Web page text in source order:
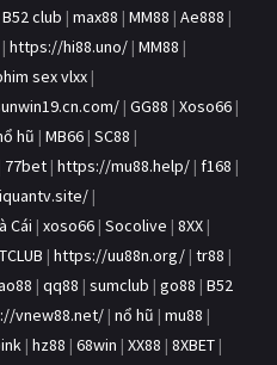
B52 club | max88 | MM88 | Ae888 |
| https://hi88.uno/ | MM88 |
sex vlxx |
| GG88 | Xoso66 |
hũ | MB66 | SC88 |
77bet | https://mu88.help/ | f168 |
|
Cái | xoso66 | Socolive | 8XX |
| https://uu88n.org/ | tr88 |
| qq88 | sumclub | go88 | B52
vnew88.net/ | nổ hũ | mu88 |
| hz88 | 68win | XX88 | 8XBET |